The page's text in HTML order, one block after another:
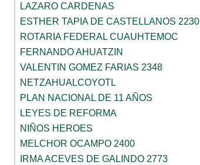
LAZARO CARDENAS
ESTHER TAPIA DE CASTELLANOS 2230
ROTARIA FEDERAL CUAUHTEMOC
FERNANDO AHUATZIN
VALENTIN GOMEZ FARIAS 2348
NETZAHUALCOYOTL
PLAN NACIONAL DE 11 AÑOS
LEYES DE REFORMA
NIÑOS HEROES
MELCHOR OCAMPO 2400
IRMA ACEVES DE GALINDO 2773